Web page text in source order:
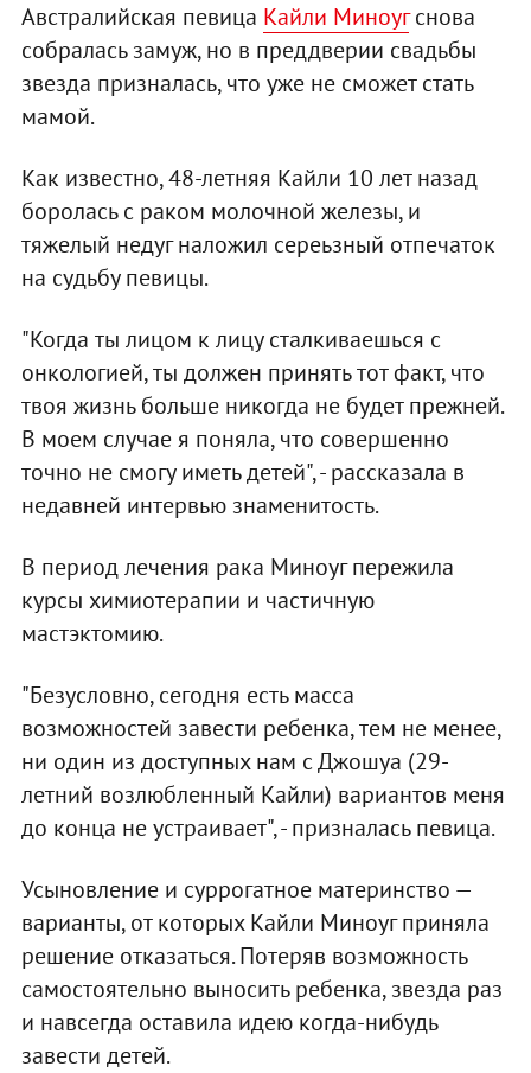
Австралийская певица Кайли Миноугснова
собралась замуж, но в преддверии свадьбы
звезда призналась, что уже не сможет стать
мамой.
Как известно, 48-летняя Кайли 10 лет назад
боролась с раком молочной железы, и
тяжелый недуг наложил сереьзный отпечаток
на судьбу певицы.
"Когда ты лицом к лицу сталкиваешься с
онкологией, ты должен принять тот факт, что
твоя жизнь больше никогда не будет прежней.
В моем случае я поняла, что совершенно
точно не смогу иметь детей", - рассказала в
недавней интервью знаменитость.
В период лечения рака Миноуг пережила
курсы химиотерапии и частичную
мастэктомию.
"Безусловно, сегодня есть масса
возможностей завести ребенка, тем не менее,
ни один из доступных нам с Джошуа (29-
летний возлюбленный Кайли) вариантов меня
до конца не устраивает", - призналась певица.
Усыновление и суррогатное материнство —
варианты, от которых Кайли Миноуг приняла
решение отказаться. Потеряв возможность
самостоятельно выносить ребенка, звезда раз
и навсегда оставила идею когда-нибудь
завести детей.